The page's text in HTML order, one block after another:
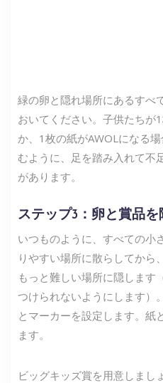
緑の卵と隠れ場所にあるすべ
おいてください。子供たちが
か、1枚の紙がAWOLになる
むように、足を踏み入れて不
があります。
ステップ3：卵と賞品を
いつものように、すべての小
りやすい場所に散らしてから
もっと難しい場所に隠します
つけられないようにします）
とマーカーを設定します。紙
ます。
ビッグキッズ賞を用意しまし